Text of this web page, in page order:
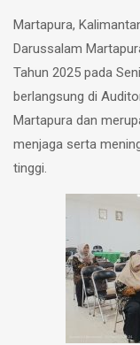
Martapura,
Darussalam
Tahun 2025 pada
berlangsung di
Martapura dan
menjaga serta
tinggi.